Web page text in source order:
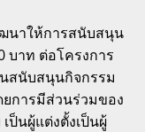
นาให้การสนับสนุน
บาท ต่อโครงการ
สนับสนุนกิจกรรม
การมีส่วนร่วมของ
ป็นผู้แต่งตั้งเป็นผู้